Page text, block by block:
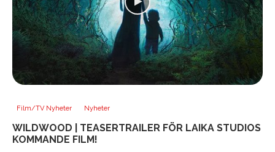
Film/TV Nyheter Nyheter
WILDWOOD | TEASERTRAILER FÖR LAIKA STUDIOS
KOMMANDE FILM!